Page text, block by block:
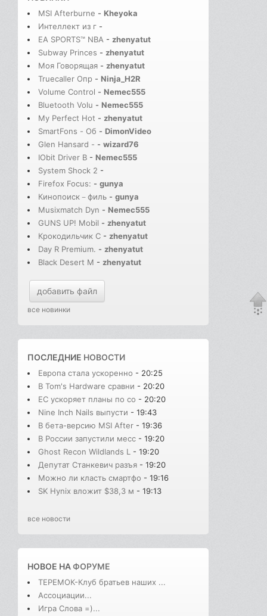
MSI Afterburne - Kheyoka
Интеллект из г -
EA SPORTS™ NBA - zhenyatut
Subway Princes - zhenyatut
Моя Говорящая - zhenyatut
Truecaller Опр - Ninja_H2R
Volume Control - Nemec555
Bluetooth Volu - Nemec555
My Perfect Hot - zhenyatut
SmartFons - Об - DimonVideo
Glen Hansard - - wizard76
IObit Driver B - Nemec555
System Shock 2 -
Firefox Focus: - gunya
Кинопоиск－филь - gunya
Musixmatch Dyn - Nemec555
GUNS UP! Mobil - zhenyatut
Крокодильчик С - zhenyatut
Day R Premium. - zhenyatut
Black Desert M - zhenyatut
добавить файл
все новинки
ПОСЛЕДНИЕ НОВОСТИ
Европа стала ускоренно - 20:25
В Tom's Hardware сравни - 20:20
ЕС ускоряет планы по со - 20:20
Nine Inch Nails выпусти - 19:43
В бета-версию MSI After - 19:36
В России запустили месс - 19:20
Ghost Recon Wildlands L - 19:20
Депутат Станкевич разъя - 19:20
Можно ли класть смартфо - 19:16
SK Hynix вложит $38,3 м - 19:13
все новости
НОВОЕ НАФОРУМЕ
ТЕРЕМОК-Клуб братьев наших ...
Ассоциации...
Игра Слова =)...